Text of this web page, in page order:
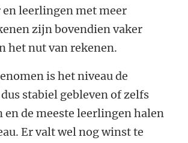
leerlingen met meer
zijn bovendien vaker
het nut van rekenen.
is het niveau de
stabiel gebleven of zelfs
en de meeste leerlingen halen
Er valt wel nog winst te